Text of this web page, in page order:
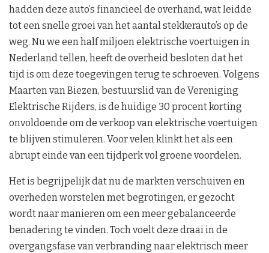
hadden deze auto’s financieel de overhand, wat leidde
tot een snelle groei van het aantal stekkerauto’s op de
weg. Nu we een half miljoen elektrische voertuigen in
Nederland tellen, heeft de overheid besloten dat het
tijd is om deze toegevingen terug te schroeven. Volgens
Maarten van Biezen, bestuurslid van de Vereniging
Elektrische Rijders, is de huidige 30 procent korting
onvoldoende om de verkoop van elektrische voertuigen
te blijven stimuleren. Voor velen klinkt het als een
abrupt einde van een tijdperk vol groene voordelen.
Het is begrijpelijk dat nu de markten verschuiven en
overheden worstelen met begrotingen, er gezocht
wordt naar manieren om een meer gebalanceerde
benadering te vinden. Toch voelt deze draai in de
overgangsfase van verbranding naar elektrisch meer